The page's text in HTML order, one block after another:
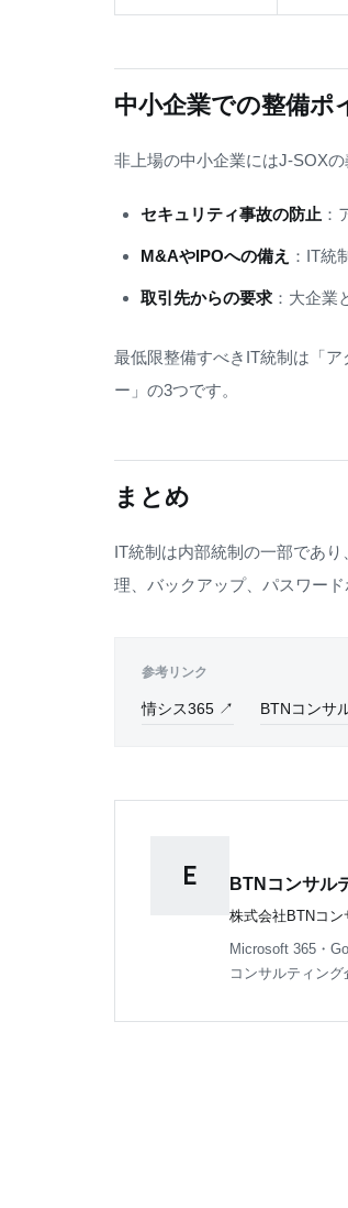
中小企業での整備ポ
非上場の中小企業にはJ-SOX
セキュリティ事故の防止 ：
M&AやIPOへの備え ：IT統
取引先からの要求 ：大企
最低限整備すべきIT統制は「
ー」の3つです。
まとめ
IT統制は内部統制の一部であ
理、バックアップ、パスワー
参考リンク
情シス365 ↗ BTNコンサ
E BTNコンサル
株式会社BTNコ
Microsoft 365・
コンサルティン